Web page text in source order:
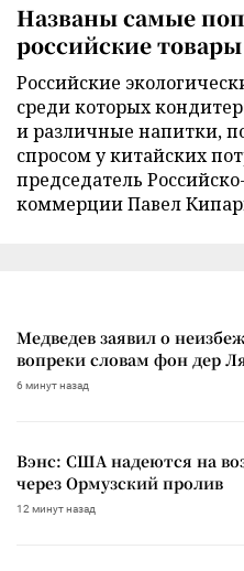
Названы самые
российские
Российские
среди которых
и различные напитки,
спросом у китайских
председатель
коммерции Павел
Медведев заявил о
вопреки словам фон дер
6 минут назад
Вэнс: США надеются на
через Ормузский пролив
12 минут назад